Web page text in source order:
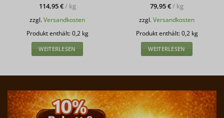
114,95€/ kg
zzgl.Versandkosten
Produkt enthält: 0,2 kg
WEITERLESEN
79,95€/ kg
zzgl.Versandkosten
Produkt enthält: 0,2 kg
WEITERLESEN